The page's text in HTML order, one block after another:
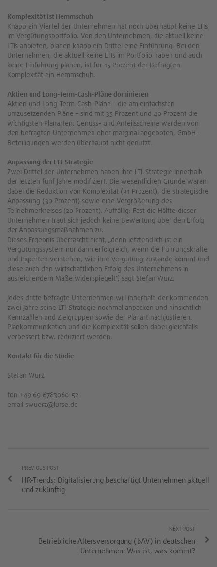
Komplexität ist Hemmschuh
Knapp ein Viertel der Unternehmen hat noch überhaupt keine LTIs
im Vergütungsportfolio. Von den Unternehmen, die aktuell keine
LTIs anbieten, planen knapp ein Drittel eine Einführung. Bei den
Unternehmen, die aktuell keine LTIs im Portfolio haben und auch
keine Einführung planen, ist für 15 Prozent der Befragten
Komplexität ein Hemmschuh.
Aktien und Long-Term-Cash-Pläne dominieren
Aktien und Long-Term-Cash-Pläne – die am einfachsten
umzusetzenden Pläne – sind mit 35 Prozent und 40 Prozent die
wichtigsten Planarten. Genuss- und Anteilsscheine werden von
den befragten Unternehmen eher marginal angeboten, GmbH-
Beteiligungen werden überhaupt nicht genutzt.
Anpassung der LTI-Strategie
Zwei Drittel der Unternehmen haben ihre LTI-Strategie innerhalb
der letzten fünf Jahre modifiziert. Die wesentlichen Gründe waren
dabei die Reduktion von Komplexität (31 Prozent), die strategische
Anpassung (30 Prozent) sowie eine Vergrößerung des
Teilnehmerkreises (20 Prozent). Auffällig: Fast die Hälfte dieser
Unternehmen traut sich jedoch keine Bewertung über den Erfolg
der Anpassungsmaßnahmen zu.
Dieses Ergebnis überrascht nicht, „denn letztendlich ist ein
Vergütungssystem nur dann erfolgreich, wenn die Führungskräfte
und Experten verstehen, wie ihre Vergütung zustande kommt und
diese auch den wirtschaftlichen Erfolg des Unternehmens in
ausreichendem Maße widerspiegelt“, sagt Stefan Würz.
Jedes dritte befragte Unternehmen will innerhalb der kommenden
zwei Jahre seine LTI-Strategie nochmal anpacken und hinsichtlich
Kennzahlen und Zielgruppen sowie der Planart nachjustieren.
Plankommunikation und die Komplexität sollen dabei gleichfalls
verbessert bzw. reduziert werden.
Kontakt für die Studie
Stefan Würz
fon +49 69 6783060-52
email swuerz@lurse.de
PREVIOUS POST
HR-Trends: Digitalisierung beschäftigt Unternehmen aktuell
und zukünftig
NEXT POST
Betriebliche Altersversorgung (bAV) in deutschen
Unternehmen: Was ist, was kommt?